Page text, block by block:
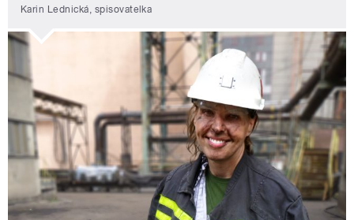
Karin Lednická, spisovatelka